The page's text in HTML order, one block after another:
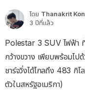
โดย Thanakrit
3 ปีที่แล้ว
Polestar 3 SUV ไฟฟ้า ที่
กว้างขวาง เพียบพร้อมไป
ชาร์จวิ่งได้ไกลถึง 483 กิโ
ตัวในสหรัฐอเมริกา)